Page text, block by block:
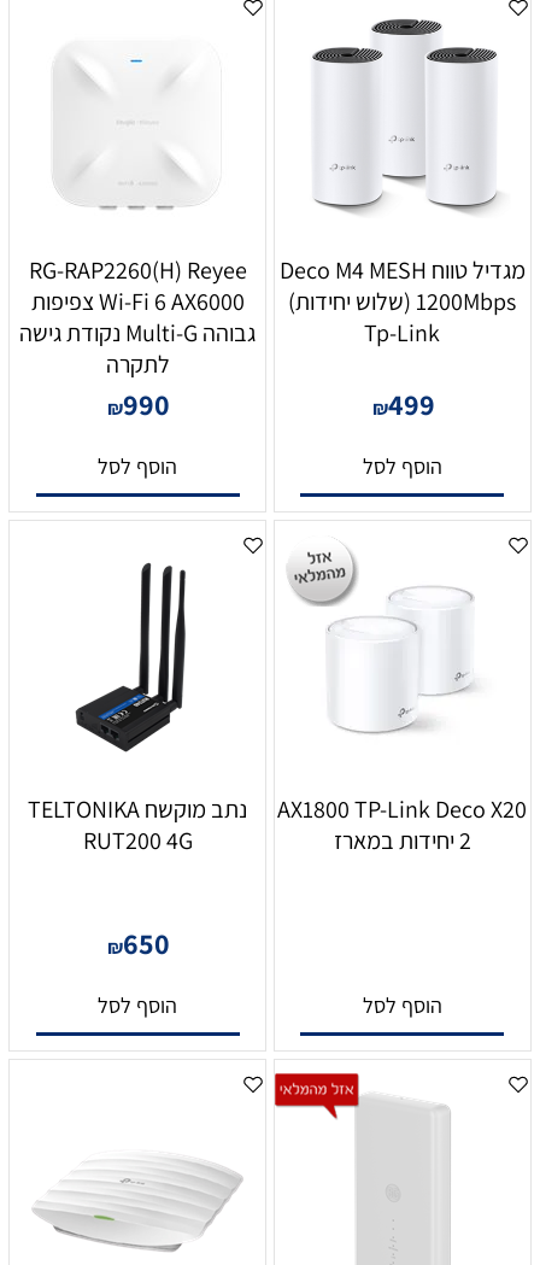
מגדיל טווח Deco M4 MESH
1200Mbps (שלוש יחידות)
Tp-Link
₪499
הוסף לסל
RG-RAP2260(H) Reyee
Wi-Fi 6 AX6000 צפיפות
גבוהה Multi-G נקודת גישה
לתקרה
₪990
הוסף לסל
AX1800 TP-Link Deco X20
2 יחידות במארז
הוסף לסל
נתב מוקשח TELTONIKA
RUT200 4G
₪650
הוסף לסל